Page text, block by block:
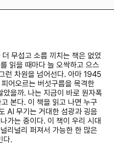
무섭고 소름 끼치는 책은 없었
읽을 때마다 늘 오싹하고 으스
런 차원을 넘어선다. 아마 1945
어오르는 버섯구름을 목격한
을까. 나는 지금이 바로 원자폭
본다. 이 책을 읽고 나면 누구
AI 무기는 거대한 섬광과 굉음
가는 중이다. 이 책이 우리 시대
리널리 퍼져서 가능한 한 많은
다.